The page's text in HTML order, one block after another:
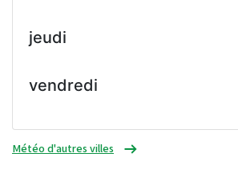
jeudi
vendredi
Météo d'autres villes